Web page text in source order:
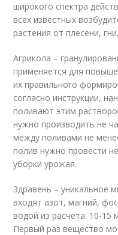
широкого спектра
всех известных
растения от плесени,
Агрикола –
применяется для
их правильного
согласно инструкции,
поливают этим
нужно производить не
между поливами не
полив нужно провести
уборки урожая.
Здравень – уникальное
входят азот, магний,
водой из расчета: 10-15
Первый раз вещество